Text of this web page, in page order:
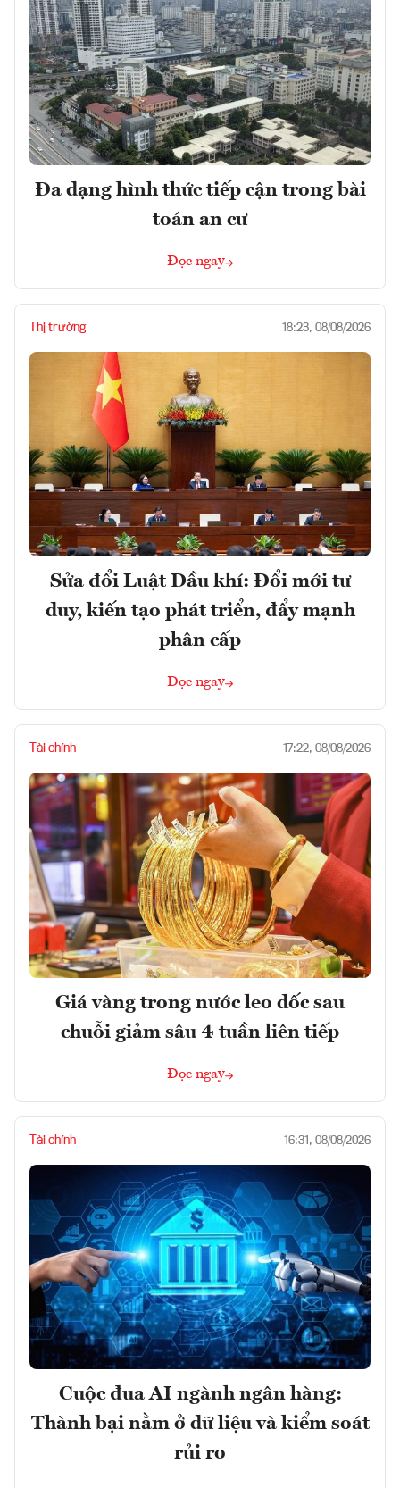
Đa dạng hình thức tiếp cận trong bài
toán an cư
Đọc ngay
Thị trường 18:23, 08/08/2026
Sửa đổi Luật Dầu khí: Đổi mới tư
duy, kiến tạo phát triển, đẩy mạnh
phân cấp
Đọc ngay
Tài chính 17:22, 08/08/2026
Giá vàng trong nước leo dốc sau
chuỗi giảm sâu 4 tuần liên tiếp
Đọc ngay
Tài chính 16:31, 08/08/2026
Cuộc đua AI ngành ngân hàng:
Thành bại nằm ở dữ liệu và kiểm soát
rủi ro